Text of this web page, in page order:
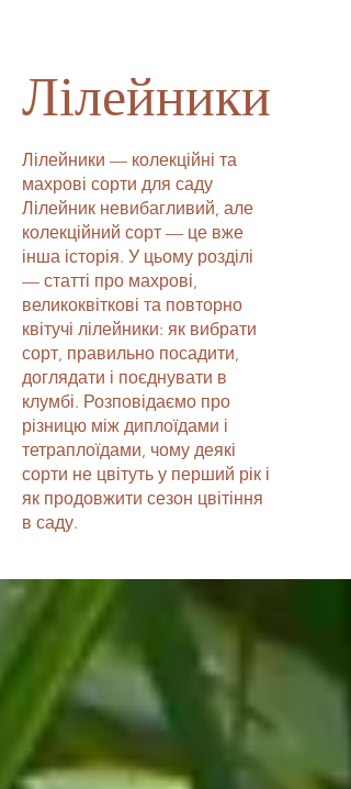
Лілейники
Лілейники — колекційні та
махрові сорти для саду
Лілейник невибагливий, але
колекційний сорт — це вже
інша історія. У цьому розділі
— статті про махрові,
великоквіткові та повторно
квітучі лілейники: як вибрати
сорт, правильно посадити,
доглядати і поєднувати в
клумбі. Розповідаємо про
різницю між диплоїдами і
тетраплоїдами, чому деякі
сорти не цвітуть у перший рік і
як продовжити сезон цвітіння
в саду.